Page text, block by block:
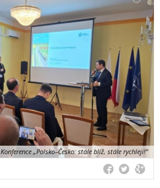
Konference „Polsko–Česko: stále blíž, stále rychleji!“